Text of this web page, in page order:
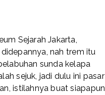
Sejarah Jakarta,
nah trem itu
sunda kelapa
sejuk, jadi dulu ini pasar
istilahnya buat siapapun